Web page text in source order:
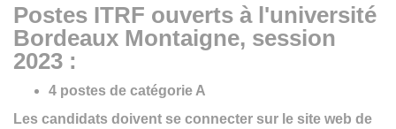
Postes ITRF ouverts à l'université
Bordeaux Montaigne, session
2023 :
4 postes de catégorie A
Les candidats doivent se connecter sur le site web de